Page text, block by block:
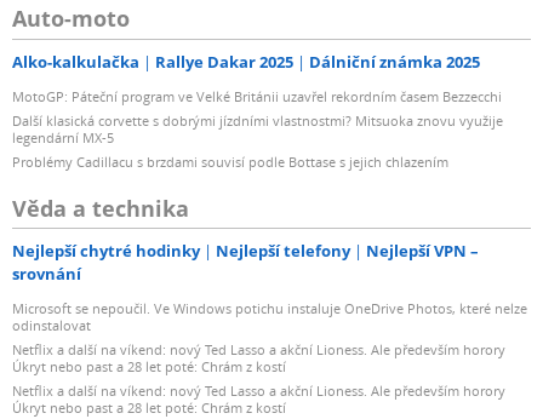
Auto-moto
Alko-kalkulačka Rallye Dakar 2025 Dálniční známka 2025
MotoGP: Páteční program ve Velké Británii uzavřel rekordním časem Bezzecchi
Další klasická corvette s dobrými jízdními vlastnostmi? Mitsuoka znovu využije
legendární MX-5
Problémy Cadillacu s brzdami souvisí podle Bottase s jejich chlazením
Věda a technika
Nejlepší chytré hodinky Nejlepší telefony
Nejlepší VPN –
srovnání
Microsoft se nepoučil. Ve Windows potichu instaluje OneDrive Photos, které nelze
odinstalovat
Netflix a další na víkend: nový Ted Lasso a akční Lioness. Ale především horory
Úkryt nebo past a 28 let poté: Chrám z kostí
Netflix a další na víkend: nový Ted Lasso a akční Lioness. Ale především horory
Úkryt nebo past a 28 let poté: Chrám z kostí